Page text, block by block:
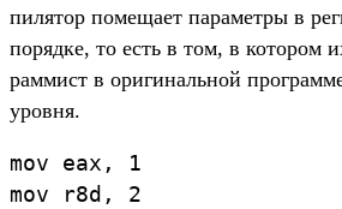
пилятор помеща­ет парамет­ры в
поряд­ке, то есть в том, в котором
раммист в ори­гиналь­ной
уров­ня.
mov eax ,
1
mov
r8d ,
2